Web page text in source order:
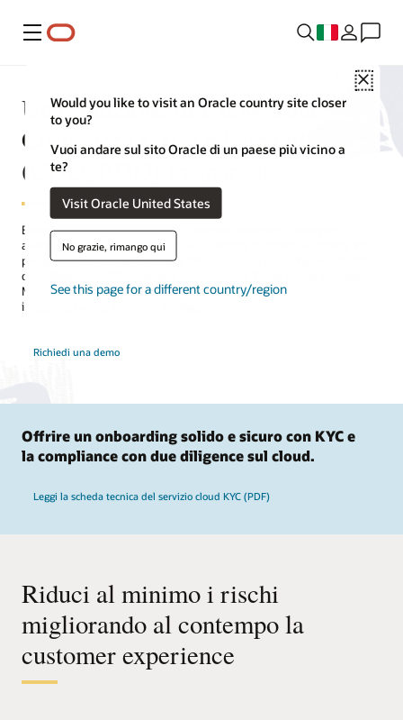
Menu
Close
Would you like to visit an Oracle country site closer
to you?
Vuoi andare sul sito Oracle di un paese più vicino a
te?
Visit Oracle United States
No grazie, rimango qui
See this page for a different country/region
Una soluzione di Know Your
Customer (KYC) e Due Diligence
(CDD, EDD) trasparente
Basata su intelligenza artificiale, machine learning e analytics
avanzati, la soluzione Know Your Customer di Oracle aumenta il tuo
programma di compliance per KYC, customer due diligence (CDD) e
due diligence (EDD) avanzata durante tutto il ciclo di vita del cliente.
Monitora costantemente i rischi tramite una digitalizzazione
integrata, basata sui dati e intelligente.
Richiedi una demo
Offrire un onboarding solido e sicuro con KYC e
la compliance con due diligence sul cloud.
Leggi la scheda tecnica del servizio cloud KYC (PDF)
Riduci al minimo i rischi
migliorando al contempo la
customer experience